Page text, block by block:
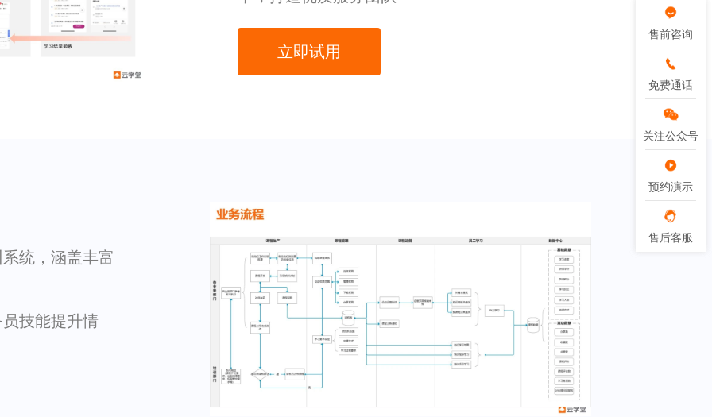
售前咨询
免费通话
关注公众号
预约演示
售后客服
立即试用
统，涵盖丰富
技能提升情
售前咨询
免费通话
关注公众号
预约演示
售后客服